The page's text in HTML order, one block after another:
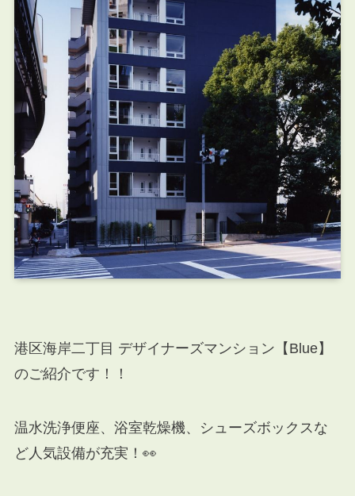
港区海岸二丁目 デザイナーズマンション【Blue】
のご紹介です！！
温水洗浄便座、浴室乾燥機、シューズボックスな
ど人気設備が充実！👀